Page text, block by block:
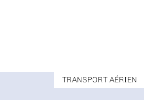
TRANSPORT AÉRIEN